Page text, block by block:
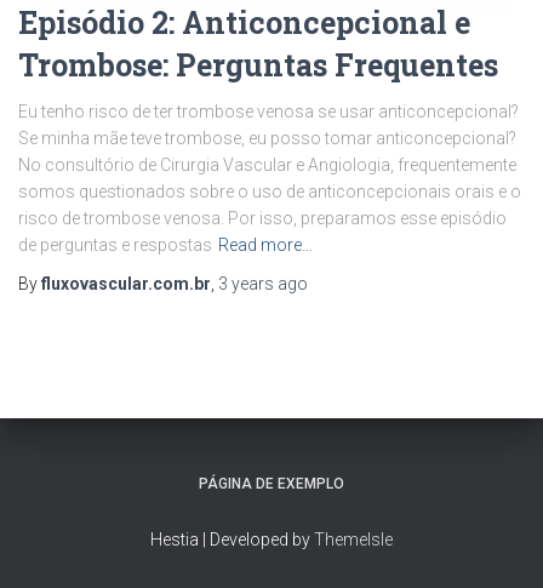
Episódio 2: Anticoncepcional e
Trombose: Perguntas Frequentes
Eu tenho risco de ter trombose venosa se usar anticoncepcional?
Se minha mãe teve trombose, eu posso tomar anticoncepcional?
No consultório de Cirurgia Vascular e Angiologia, frequentemente
somos questionados sobre o uso de anticoncepcionais orais e o
risco de trombose venosa. Por isso, preparamos esse episódio
de perguntas e respostas Read more…
Byfluxovascular.com.br 3 years ago
PÁGINA DE EXEMPLO
Hestia | Developed byThemeIsle